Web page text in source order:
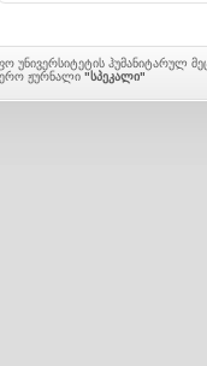
უნივერსიტეტის ჰუმანიტარულ
ჟურნალი "სპეკალი"